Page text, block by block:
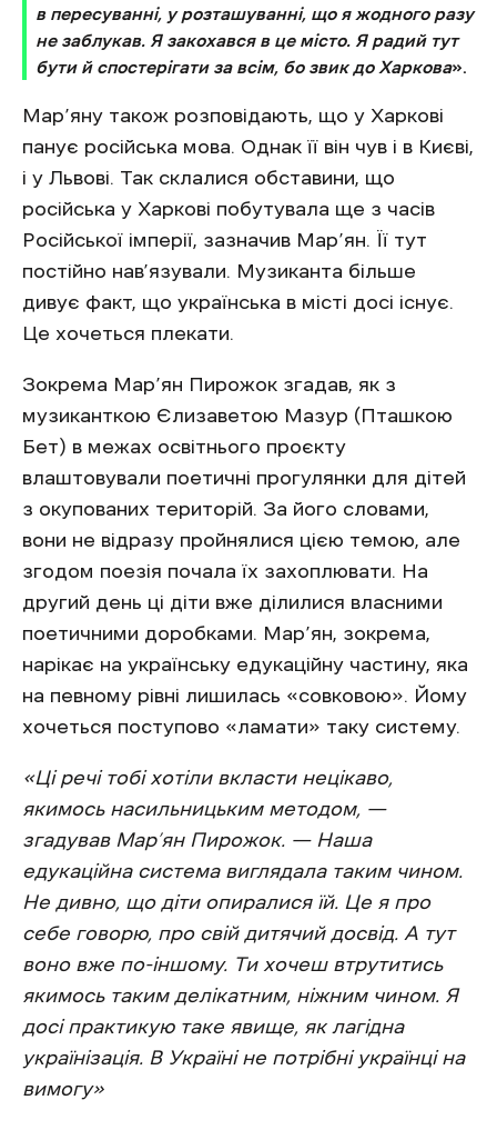
в пересуванні, у розташуванні, що я жодного разу
не заблукав. Я закохався в це місто. Я радий тут
бути й спостерігати за всім, бо звик до Харкова».
Мар’яну також розповідають, що у Харкові
панує російська мова. Однак її він чув і в Києві,
і у Львові. Так склалися обставини, що
російська у Харкові побутувала ще з часів
Російської імперії, зазначив Мар’ян. Її тут
постійно нав’язували. Музиканта більше
дивує факт, що українська в місті досі існує.
Це хочеться плекати.
Зокрема Мар’ян Пирожок згадав, як з
музиканткою Єлизаветою Мазур (Пташкою
Бет) в межах освітнього проєкту
влаштовували поетичні прогулянки для дітей
з окупованих територій. За його словами,
вони не відразу пройнялися цією темою, але
згодом поезія почала їх захоплювати. На
другий день ці діти вже ділилися власними
поетичними доробками. Мар’ян, зокрема,
нарікає на українську едукаційну частину, яка
на певному рівні лишилась «совковою». Йому
хочеться поступово «ламати» таку систему.
«Ці речі тобі хотіли вкласти нецікаво,
якимось насильницьким методом, —
згадував Мар’ян Пирожок. — Наша
едукаційна система виглядала таким чином.
Не дивно, що діти опиралися їй. Це я про
себе говорю, про свій дитячий досвід. А тут
воно вже по-іншому. Ти хочеш втрутитись
якимось таким делікатним, ніжним чином. Я
досі практикую таке явище, як лагідна
українізація. В Україні не потрібні українці на
вимогу»